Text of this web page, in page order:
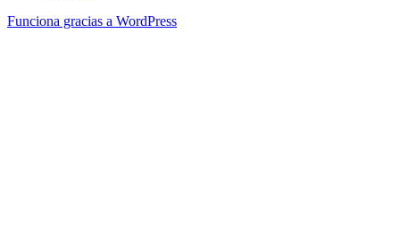
Funciona gracias a WordPress